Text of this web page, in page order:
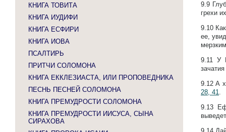
КНИГА ТОВИТА
КНИГА ИУДИФИ
КНИГА ЕСФИРИ
КНИГА ИОВА
ПСАЛТИРЬ
ПРИТЧИ СОЛОМОНА
КНИГА ЕККЛЕЗИАСТА, ИЛИ ПРОПОВЕДНИКА
ПЕСНЬ ПЕСНЕЙ СОЛОМОНА
КНИГА ПРЕМУДРОСТИ СОЛОМОНА
КНИГА ПРЕМУДРОСТИ ИИСУСА, СЫНА
СИРАХОВА
9.9
грехи
9.10
ее,
9.11У
9.12А
28, 41.
9.13